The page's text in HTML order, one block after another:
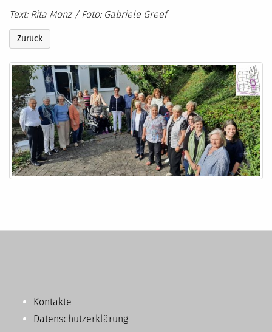
Text: Rita Monz / Foto: Gabriele Greef
Zurück
Kontakte
Datenschutzerklärung